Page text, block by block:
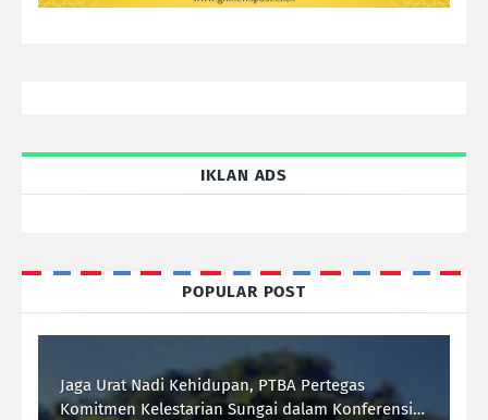
IKLAN ADS
POPULAR POST
Jaga Urat Nadi Kehidupan, PTBA Pertegas
Komitmen Kelestarian Sungai dalam Konferensi